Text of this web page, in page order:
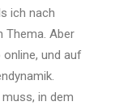
ich nach
Thema. Aber
und auf
in dem